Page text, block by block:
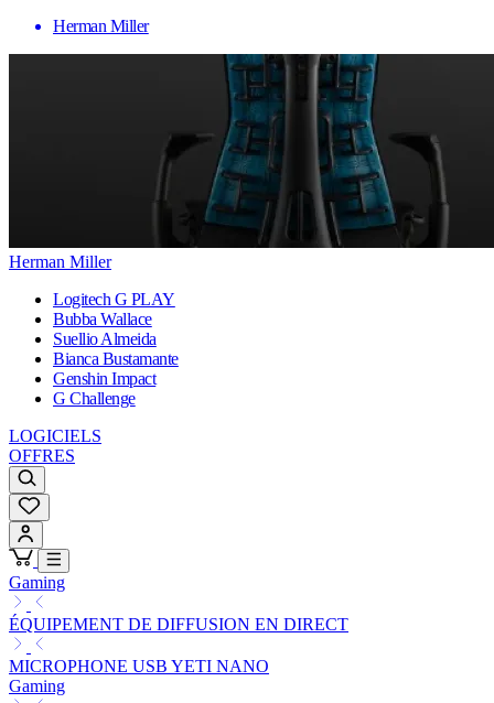
Herman Miller
Herman Miller
Logitech G PLAY
Bubba Wallace
Suellio Almeida
Bianca Bustamante
Genshin Impact
G Challenge
LOGICIELS
OFFRES
Gaming
ÉQUIPEMENT DE DIFFUSION EN DIRECT
MICROPHONE USB YETI NANO
Gaming